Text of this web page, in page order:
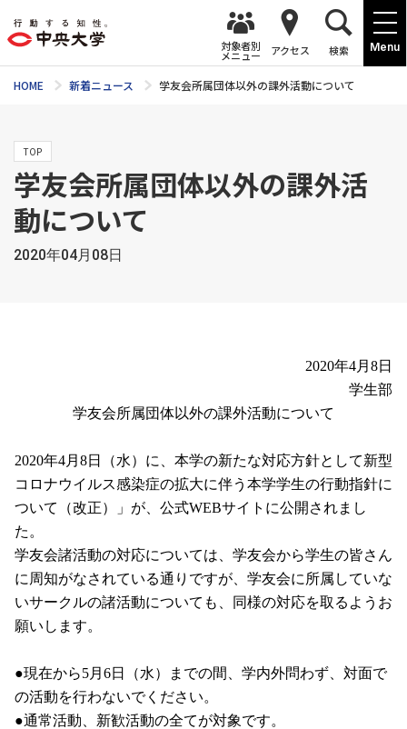
Menu
対象者別
メニュー アクセス 検索
HOME 新着ニュース 学友会所属団体以外の課外活動について
TOP
学友会所属団体以外の課外活
動について
2020年04月08日
2020年4月8日
学生部
学友会所属団体以外の課外活動について
2020年4月8日（水）に、本学の新たな対応方針として新型
コロナウイルス感染症の拡大に伴う本学学生の行動指針に
ついて（改正）」が、公式WEBサイトに公開されまし
た。
学友会諸活動の対応については、学友会から学生の皆さん
に周知がなされている通りですが、学友会に所属していな
いサークルの諸活動についても、同様の対応を取るようお
願いします。
●現在から5月6日（水）までの間、学内外問わず、対面で
の活動を行わないでください。
●通常活動、新歓活動の全てが対象です。